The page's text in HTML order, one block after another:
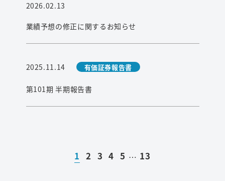
2026.02.13
業績予想の修正に関するお知らせ
2025.11.14 有価証券報告書
第101期 半期報告書
1 2 3 4 5 … 13